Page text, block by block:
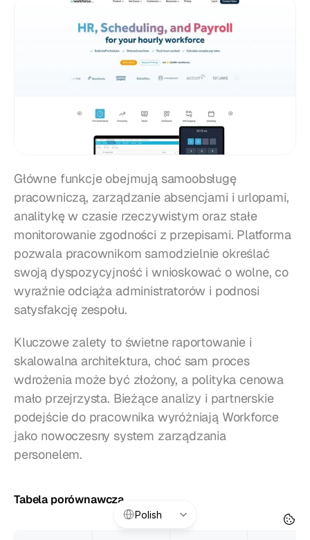
Główne funkcje obejmują samoobsługę
pracowniczą, zarządzanie absencjami i urlopami,
analitykę w czasie rzeczywistym oraz stałe
monitorowanie zgodności z przepisami. Platforma
pozwala pracownikom samodzielnie określać
swoją dyspozycyjność i wnioskować o wolne, co
wyraźnie odciąża administratorów i podnosi
satysfakcję zespołu.
Kluczowe zalety to świetne raportowanie i
skalowalna architektura, choć sam proces
wdrożenia może być złożony, a polityka cenowa
mało przejrzysta. Bieżące analizy i partnerskie
podejście do pracownika wyróżniają Workforce
jako nowoczesny system zarządzania
personelem.
Tabela porównawczaSelect Language
Polish